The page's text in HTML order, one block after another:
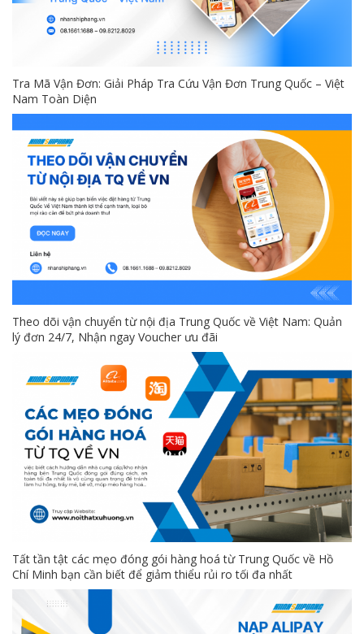
Tra Mã Vận Đơn: Giải Pháp Tra Cứu Vận Đơn Trung Quốc – Việt
Nam Toàn Diện
Theo dõi vận chuyển từ nội địa Trung Quốc về Việt Nam: Quản
lý đơn 24/7, Nhận ngay Voucher ưu đãi
Tất tần tật các mẹo đóng gói hàng hoá từ Trung Quốc về Hồ
Chí Minh bạn cần biết để giảm thiểu rủi ro tối đa nhất